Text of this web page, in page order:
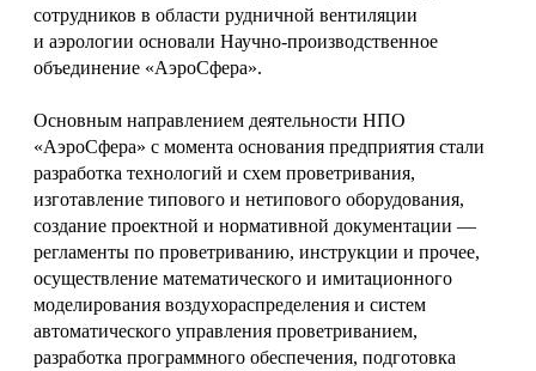
сотрудников в области рудничной вентиляции
и аэрологии основали Научно-производственное
объединение «АэроСфера».
Основным направлением деятельности НПО
«АэроСфера» с момента основания предприятия стали
разработка технологий и схем проветривания,
изготавление типового и нетипового оборудования,
создание проектной и нормативной документации —
регламенты по проветриванию, инструкции и прочее,
осуществление математического и имитационного
моделирования воздухораспределения и систем
автоматического управления проветриванием,
разработка программного обеспечения, подготовка